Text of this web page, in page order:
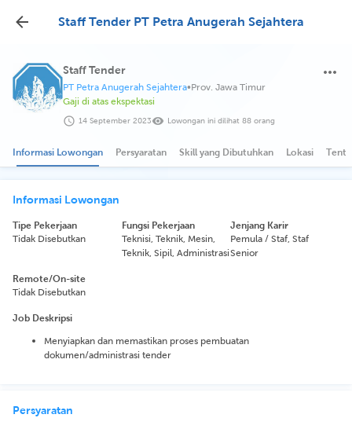
Staff Tender PT Petra Anugerah Sejahtera
Staff Tender
PT Petra Anugerah Sejahtera•Prov. Jawa Timur
Gaji di atas ekspektasi
Lowongan ini dilihat 88 orang
14 September 2023
Informasi Lowongan Persyaratan Skill yang Dibutuhkan Lokasi
Informasi Lowongan
Tipe Pekerjaan
Tidak Disebutkan
Fungsi Pekerjaan
Teknisi, Teknik, Mesin,
Teknik, Sipil, Administrasi
Jenjang Karir
Pemula / Staf, Staf
Senior
Remote/On-site
Tidak Disebutkan
Job Deskripsi
Menyiapkan dan memastikan proses pembuatan
dokumen/administrasi tender
Persyaratan